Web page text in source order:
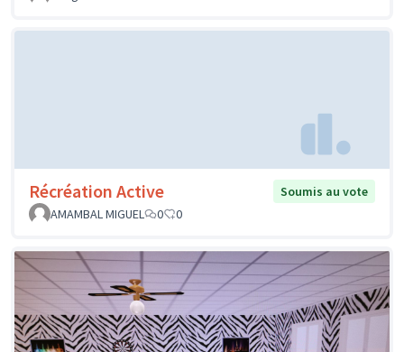
Récréation Active
Soumis au vote
AMAMBAL MIGUEL
0 0